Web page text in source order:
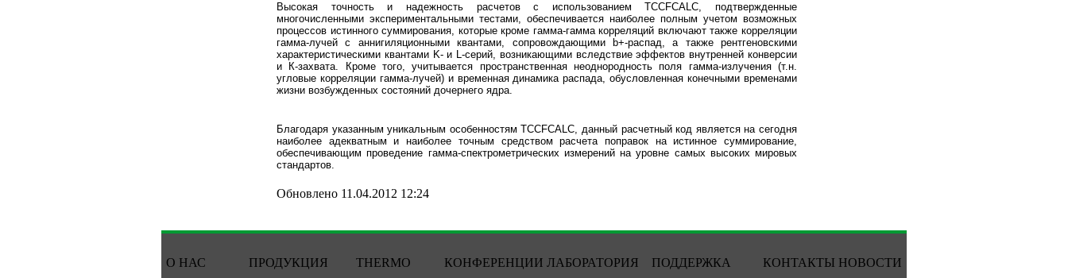
Высокая точность и надежность расчетов с использованием TCCFCALC, подтвержденные
многочисленными экспериментальными тестами, обеспечивается наиболее полным учетом возможных
процессов истинного суммирования, которые кроме гамма-гамма корреляций включают также корреляции
гамма-лучей с аннигиляционными квантами, сопровождающими b+-распад, а также рентгеновскими
характеристическими квантами K- и L-серий, возникающими вследствие эффектов внутренней конверсии
и К-захвата. Кроме того, учитывается пространственная неоднородность поля гамма-излучения (т.н.
угловые корреляции гамма-лучей) и временная динамика распада, обусловленная конечными временами
жизни возбужденных состояний дочернего ядра.
Благодаря указанным уникальным особенностям TCCFCALC, данный расчетный код является на сегодня
наиболее адекватным и наиболее точным средством расчета поправок на истинное суммирование,
обеспечивающим проведение гамма-спектрометрических измерений на уровне самых высоких мировых
стандартов.
Обновлено 11.04.2012 12:24
О НАС ПРОДУКЦИЯ THERMO КОНФЕРЕНЦИИ ЛАБОРАТОРИЯ ПОДДЕРЖКА КОНТАКТЫ НОВОСТИ